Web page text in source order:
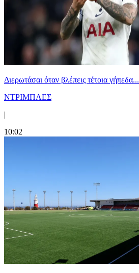
Διερωτάσαι όταν βλέπεις τέτοια γήπεδα...
ΝΤΡΙΜΠΛΕΣ
|
10:02